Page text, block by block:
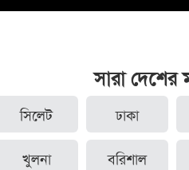
সারা দেশের
সিলেট ঢাকা
খুলনা বরিশাল